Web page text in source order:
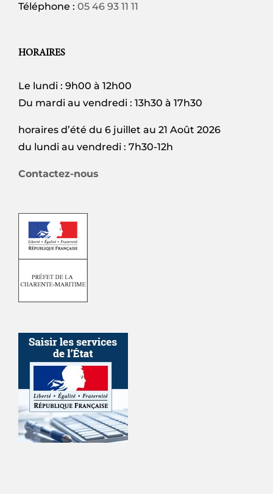
Téléphone : 05 46 93 11 11
HORAIRES
Le lundi : 9h00 à 12h00
Du mardi au vendredi : 13h30 à 17h30
horaires d’été du 6 juillet au 21 Août 2026
du lundi au vendredi : 7h30-12h
Contactez-nous